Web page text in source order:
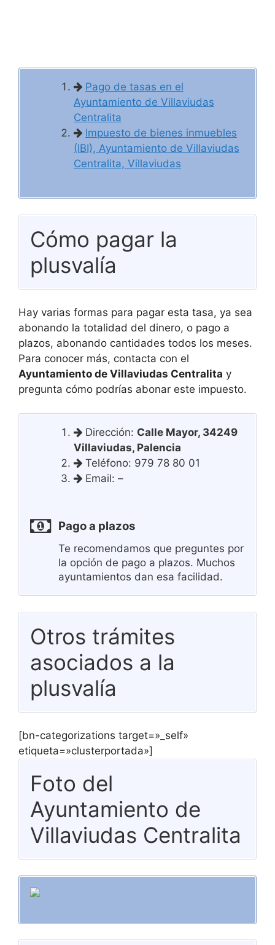
Pago de tasas en el
Ayuntamiento de Villaviudas
Centralita
Impuesto de bienes inmuebles
(IBI), Ayuntamiento de Villaviudas
Centralita, Villaviudas
Cómo pagar la
plusvalía
Hay varias formas para pagar esta tasa, ya sea
abonando la totalidad del dinero, o pago a
plazos, abonando cantidades todos los meses.
Para conocer más, contacta con el
Ayuntamiento de Villaviudas Centralita y
pregunta cómo podrías abonar este impuesto.
Dirección: Calle Mayor, 34249
Villaviudas, Palencia
Teléfono: 979 78 80 01
Email: –
Pago a plazos
Te recomendamos que preguntes por
la opción de pago a plazos. Muchos
ayuntamientos dan esa facilidad.
Otros trámites
asociados a la
plusvalía
[bn-categorizations target=»_self»
etiqueta=»clusterportada»]
Foto del
Ayuntamiento de
Villaviudas Centralita